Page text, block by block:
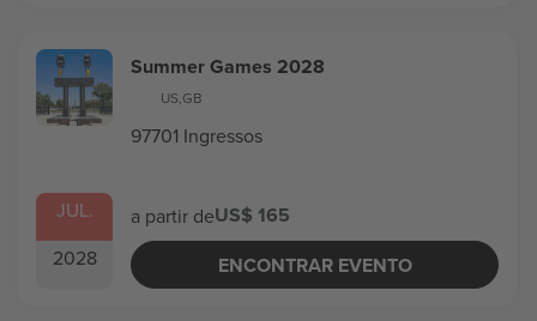
JUL.
2028
Summer Games 2028
US,GB
97701 Ingressos
a partir deUS$ 165
ENCONTRAR EVENTO